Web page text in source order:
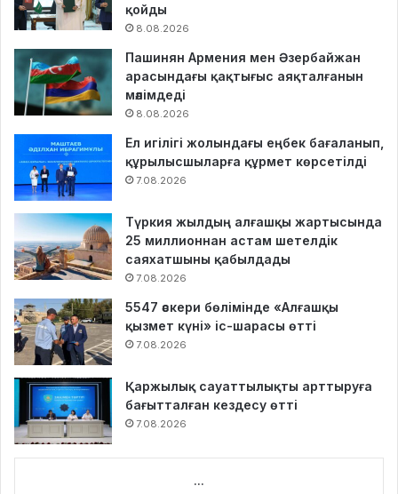
қойды
8.08.2026
Пашинян Армения мен Әзербайжан
арасындағы қақтығыс аяқталғанын
мәлімдеді
8.08.2026
Ел игілігі жолындағы еңбек бағаланып,
құрылысшыларға құрмет көрсетілді
7.08.2026
Түркия жылдың алғашқы жартысында
25 миллионнан астам шетелдік
саяхатшыны қабылдады
7.08.2026
5547 әскери бөлімінде «Алғашқы
қызмет күні» іс-шарасы өтті
7.08.2026
Қаржылық сауаттылықты арттыруға
бағытталған кездесу өтті
7.08.2026
...